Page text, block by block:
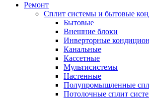
Ремонт
Сплит системы и бытовые
Бытовые
Внешние блоки
Инверторные
Канальные
Кассетные
Мультисистемы
Настенные
Полупромышленные
Потолочные сплит